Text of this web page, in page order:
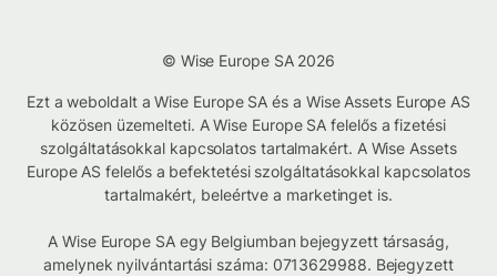
© Wise Europe SA 2026
Ezt a weboldalt a Wise Europe SA és a Wise Assets Europe AS
közösen üzemelteti. A Wise Europe SA felelős a fizetési
szolgáltatásokkal kapcsolatos tartalmakért. A Wise Assets
Europe AS felelős a befektetési szolgáltatásokkal kapcsolatos
tartalmakért, beleértve a marketinget is.
A Wise Europe SA egy Belgiumban bejegyzett társaság,
amelynek nyilvántartási száma: 0713629988. Bejegyzett